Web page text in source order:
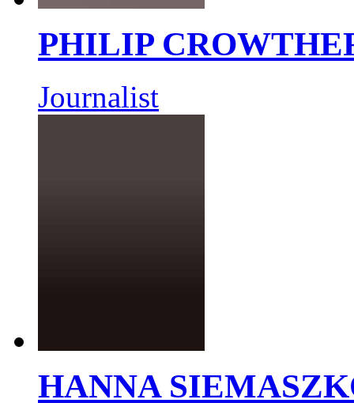
PHILIP
Journalist
HANNA